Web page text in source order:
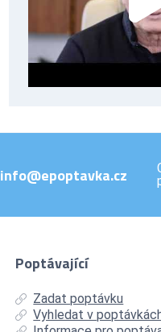
info@epoptavka.cz
Poptávající
Zadat poptávku
Vyhledat v